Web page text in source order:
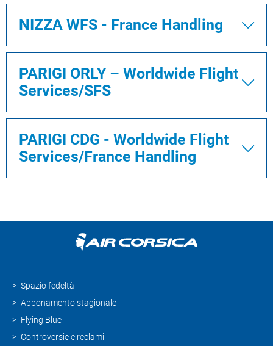
NIZZA WFS - France Handling
PARIGI ORLY – Worldwide Flight
Services/SFS
PARIGI CDG - Worldwide Flight
Services/France Handling
Spazio fedeltà
Abbonamento stagionale
Flying Blue
Controversie e reclami